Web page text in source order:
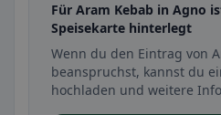
Für Aram Kebab in Agno
Speisekarte hinterlegt
Wenn du den Eintrag von
beanspruchst, kannst du
hochladen und weitere